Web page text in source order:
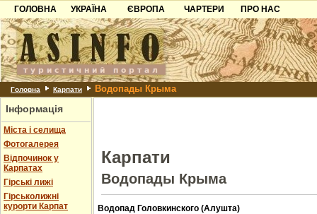
ГОЛОВНА
УКРАЇНА
Карпати
Азов
Причорноморря
Шацьк
ЄВРОПА
Чорногорія
Хорватія
Болгарія
Албанія
ЧАРТЕРИ
ПРО НАС
Контакти
Партнерам
Додати готель
Головна Карпати Водопады Крыма
Інформація
Міста і селища
Фотогалерея
Відпочинок у
Карпатах
Гірські лижі
Гірськолижні
курорти Карпат
Карпати
Водопады Крыма
Водопад Головкинского (Алушта)